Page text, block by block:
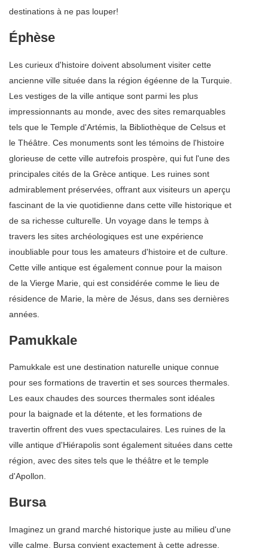
destinations à ne pas louper!
Éphèse
Les curieux d'histoire doivent absolument visiter cette
ancienne ville située dans la région égéenne de la Turquie.
Les vestiges de la ville antique sont parmi les plus
impressionnants au monde, avec des sites remarquables
tels que le Temple d'Artémis, la Bibliothèque de Celsus et
le Théâtre. Ces monuments sont les témoins de l'histoire
glorieuse de cette ville autrefois prospère, qui fut l'une des
principales cités de la Grèce antique. Les ruines sont
admirablement préservées, offrant aux visiteurs un aperçu
fascinant de la vie quotidienne dans cette ville historique et
de sa richesse culturelle. Un voyage dans le temps à
travers les sites archéologiques est une expérience
inoubliable pour tous les amateurs d'histoire et de culture.
Cette ville antique est également connue pour la maison
de la Vierge Marie, qui est considérée comme le lieu de
résidence de Marie, la mère de Jésus, dans ses dernières
années.
Pamukkale
Pamukkale est une destination naturelle unique connue
pour ses formations de travertin et ses sources thermales.
Les eaux chaudes des sources thermales sont idéales
pour la baignade et la détente, et les formations de
travertin offrent des vues spectaculaires. Les ruines de la
ville antique d'Hiérapolis sont également situées dans cette
région, avec des sites tels que le théâtre et le temple
d'Apollon.
Bursa
Imaginez un grand marché historique juste au milieu d'une
ville calme. Bursa convient exactement à cette adresse.